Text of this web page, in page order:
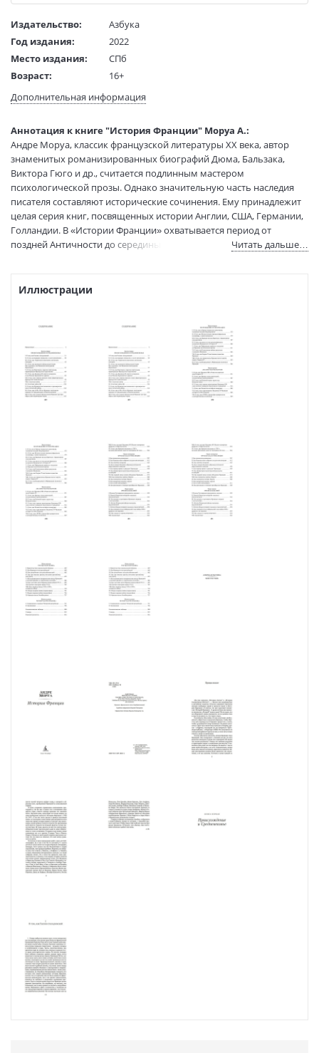
Издательство:
Азбука
Год издания:
2022
Место издания:
СПб
Возраст:
16+
Язык текста:
русский
Перевод:
Серебрянникова А.
Тип обложки:
Мягкая обложка
Формат:
75х100 1/32
Размеры в мм
(ДхШхВ):
180x115x35
Вес:
430 гр.
Страниц:
896
Тираж:
3000 экз.
ISBN:
Дополнительная информация
Аннотация к книге "История Франции" Моруа А.:
Андре Моруа, классик французской литературы XX века, автор
знаменитых романизированных биографий Дюма, Бальзака,
Виктора Гюго и др., считается подлинным мастером
психологической прозы. Однако значительную часть наследия
писателя составляют исторические сочинения. Ему принадлежит
целая серия книг, посвященных истории Англии, США, Германии,
Голландии. В «Истории Франции» охватывается период от
поздней Античности до середины ХХ века. Читая эту
д’Арк, Людовика Четырнадцатого, Францию Мольера, Сартра и
оставившими глубокий след в мировом искусстве.
Читать дальше…
Иллюстрации